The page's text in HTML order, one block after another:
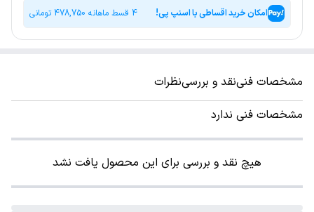
امکان خرید اقساطی با اسنپ پی! 4 قسط ماهانه 478,750 تومانی
مشخصات فنینقد و بررسینظرات
مشخصات فنی ندارد
هیچ نقد و بررسی برای این محصول یافت نشد